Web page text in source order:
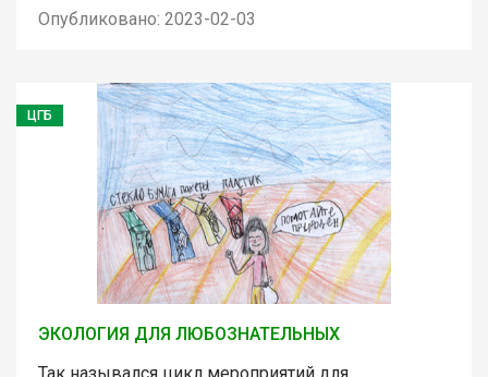
Опубликовано: 2023-02-03
ЦГБ
ЭКОЛОГИЯ ДЛЯ ЛЮБОЗНАТЕЛЬНЫХ